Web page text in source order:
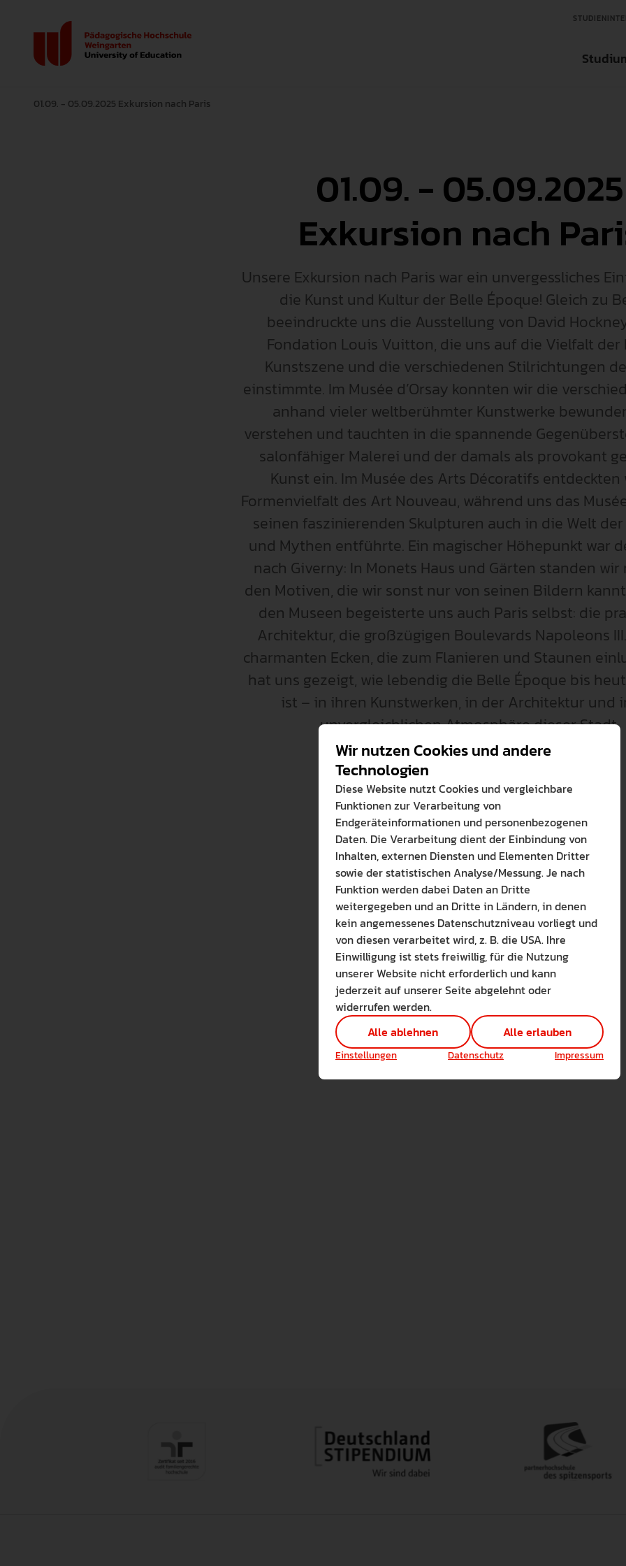
Masterstudiengänge
Internationale
Weiterbildung
Fächer
Promotion &
Zusätzliches
Studienbewerbung
Semestertermine
Verfasste
Forschungseinrichtungen
Wissenschaftlicher Nachwuchs
Forschungsdatenbank
Forschungsförderungen
Gute Wissenschaftliche Praxis
Forschungssoftware
Weingarten Learning Lab
Hilfskraft gesucht
Transfereinrichtungen
Über die Hochschule
Zentrale Einrichtungen
International
Interessensvertretung
Familienfreundlichkeit
Qualitätsmanagement
Karriere
Recht & Regelungen
Datenschutz &
Hochschulwahlen
Meldestelle Hinweisgeber
01.09. - 05.09.2025 Exkursion nach Paris
01.09. - 05.09.2025
Exkursion nach
Unsere Exkursion nach Paris war ein unvergessliches
die Kunst und Kultur der Belle Époque! Gleich zu
beeindruckte uns die Ausstellung von David
Fondation Louis Vuitton, die uns auf die Vielfalt der
Kunstszene und die verschiedenen Stilrichtungen
einstimmte. Im Musée d’Orsay konnten wir die
anhand vieler weltberühmter Kunstwerke
verstehen und tauchten in die spannende
salonfähiger Malerei und der damals als provokant
Kunst ein. Im Musée des Arts Décoratifs entdeckten
Formenvielfalt des Art Nouveau, während uns das
seinen faszinierenden Skulpturen auch in die Welt
und Mythen entführte. Ein magischer Höhepunkt war
nach Giverny: In Monets Haus und Gärten standen
den Motiven, die wir sonst nur von seinen Bildern
den Museen begeisterte uns auch Paris selbst: die
Architektur, die großzügigen Boulevards Napoleons
charmanten Ecken, die zum Flanieren und Staunen
hat uns gezeigt, wie lebendig die Belle Époque bis
ist – in ihren Kunstwerken, in der Architektur und
unvergleichlichen Atmosphäre dieser Stadt.
Wir nutzen Cookies und andere
Technologien
Diese Website nutzt Cookies und vergleichbare
Funktionen zur Verarbeitung von
Endgeräteinformationen und personenbezogenen
Daten. Die Verarbeitung dient der Einbindung von
Inhalten, externen Diensten und Elementen Dritter
sowie der statistischen Analyse/Messung. Je nach
Funktion werden dabei Daten an Dritte
weitergegeben und an Dritte in Ländern, in denen
kein angemessenes Datenschutzniveau vorliegt und
von diesen verarbeitet wird, z. B. die USA. Ihre
Einwilligung ist stets freiwillig, für die Nutzung
unserer Website nicht erforderlich und kann
jederzeit auf unserer Seite abgelehnt oder
widerrufen werden.
Alle ablehnen
Alle erlauben
Einstellungen Datenschutz Impressum
Bitte wählen Sie
Die auf der Website
Lernen Sie mehr
Alle erlauben
Technisch notwendig
Hier sind alle
Marketing Cookies
Cookies ermöglichen
Einstellungen speichern